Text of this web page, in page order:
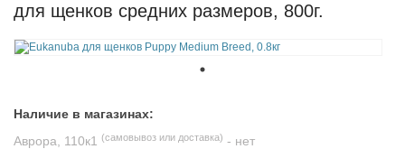
для щенков средних размеров, 800г.
Наличие в магазинах:
Аврора, 110к1
(самовывоз или доставка) - нет